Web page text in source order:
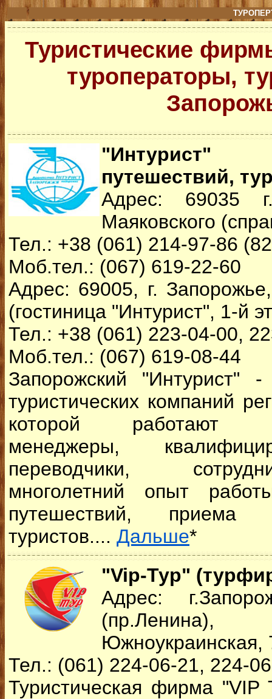
Туристические
туроператоры,
путешествий,
Адрес: 69035
Маяковского
Тел.: +38 (061) 214-97-86
Моб.тел.: (067) 619-22-60
Адрес: 69005, г.
(гостиница "Интурист", 1-й
Тел.: +38 (061) 223-04-00,
Моб.тел.: (067) 619-08-44
Запорожский "Интурист"
туристических компаний
которой работают
менеджеры,
переводчики,
многолетний опыт
путешествий, приема
туристов.... Дальше*
"Vip-Тур"
Адрес:
Южноукраинская,
Тел.: (061) 224-06-21, 224-
Туристическая фирма "VIP